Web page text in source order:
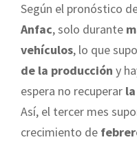
Según el pronóstico
Anfac, solo durante
vehículos, lo que
de la producción y
espera no recuperar
Así, el tercer mes
crecimiento de